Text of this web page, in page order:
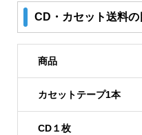
CD・カセット送料の
商品
カセットテープ1本
CD１枚